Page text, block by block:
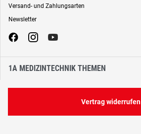
Versand- und Zahlungsarten
Newsletter
1A MEDIZINTECHNIK THEMEN
Vertrag widerrufen